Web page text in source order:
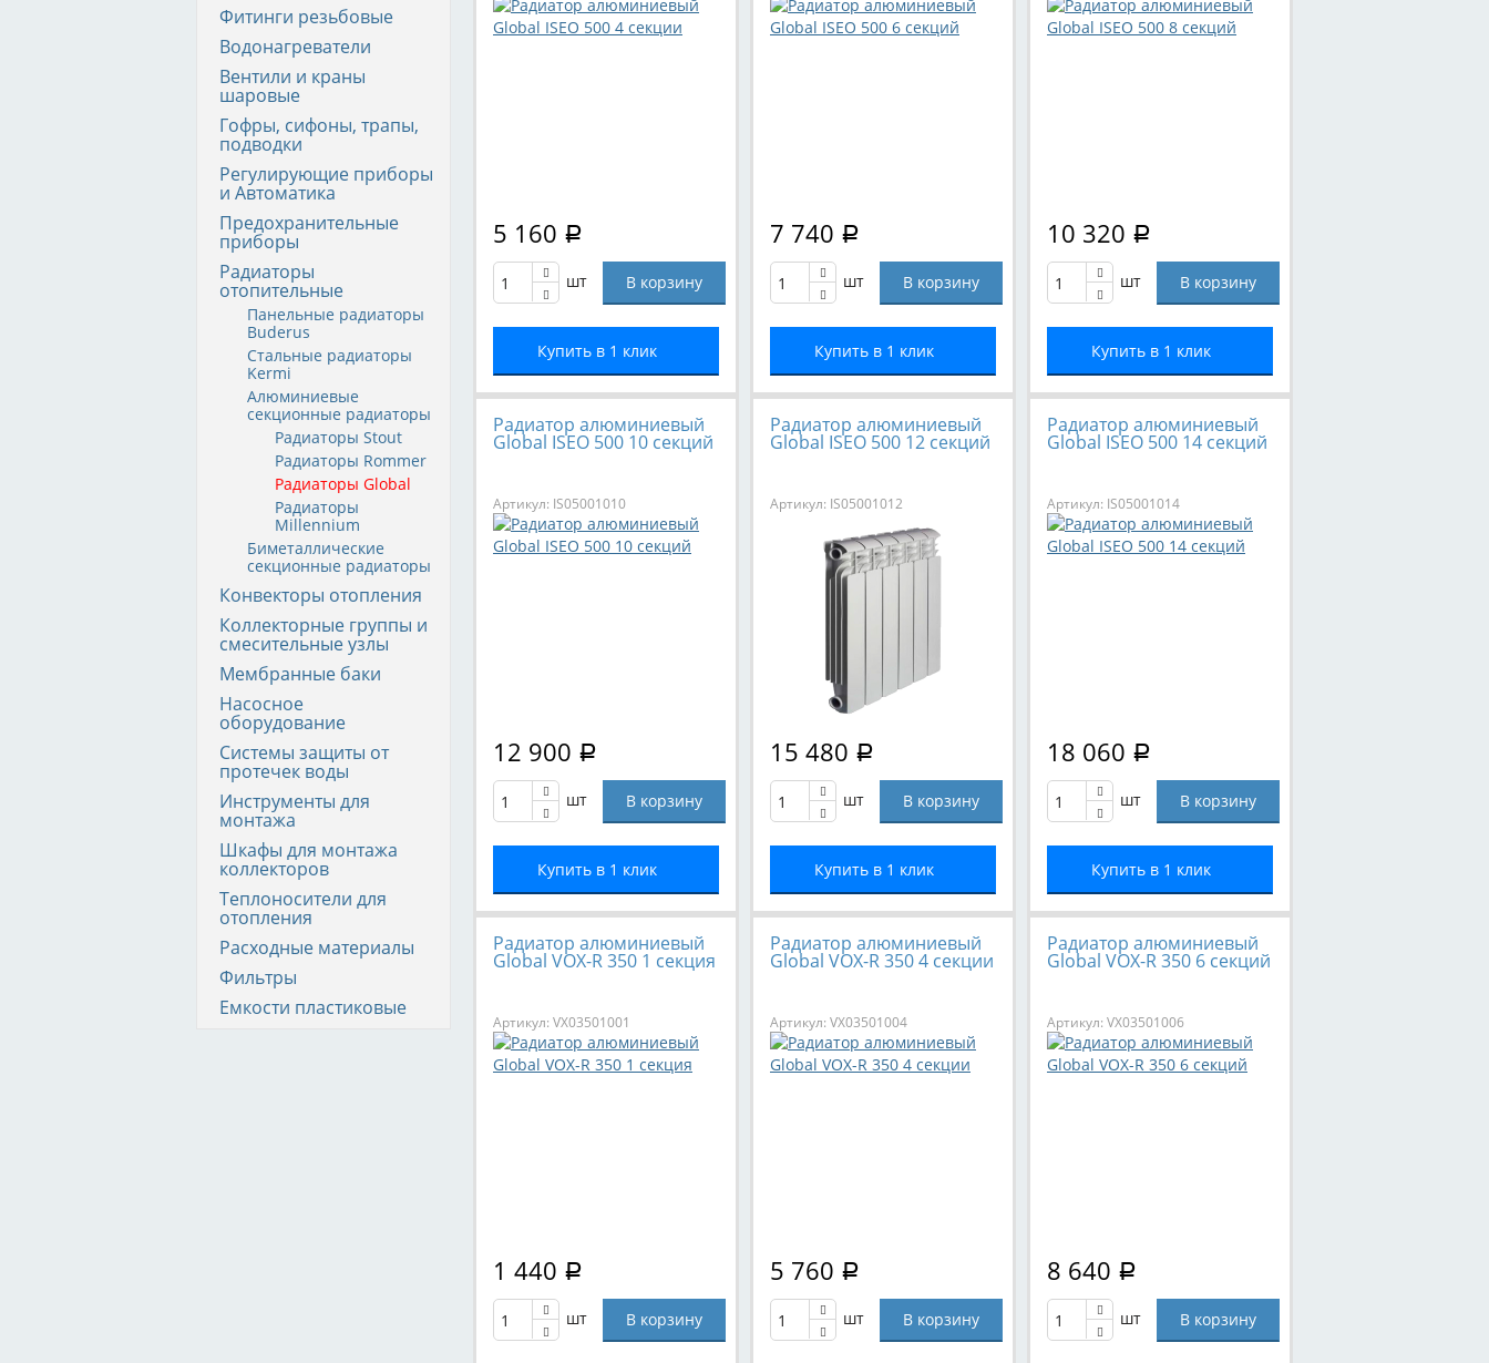
Фитинги резьбовые
Водонагреватели
Вентили и краны
шаровые
Гофры, сифоны, трапы,
подводки
Регулирующие приборы
и Автоматика
Предохранительные
приборы
Радиаторы
отопительные
Панельные радиаторы
Buderus
Стальные радиаторы
Kermi
Алюминиевые
секционные радиаторы
Радиаторы Stout
Радиаторы Rommer
Радиаторы Global
Радиаторы
Millennium
Биметаллические
секционные радиаторы
Конвекторы отопления
Коллекторные группы и
смесительные узлы
Мембранные баки
Насосное
оборудование
Системы защиты от
протечек воды
Инструменты для
монтажа
Шкафы для монтажа
коллекторов
Теплоносители для
отопления
Расходные материалы
Фильтры
Емкости пластиковые
5 160 Р
шт
Купить в 1 клик
7 740 Р
шт
Купить в 1 клик
10 320 Р
шт
Купить в 1 клик
Радиатор алюминиевый
Global ISEO 500 10 секций
Артикул: IS05001010
12 900 Р
шт
Купить в 1 клик
Радиатор алюминиевый
Global ISEO 500 12 секций
Артикул: IS05001012
15 480 Р
шт
Купить в 1 клик
Радиатор алюминиевый
Global ISEO 500 14 секций
Артикул: IS05001014
18 060 Р
шт
Купить в 1 клик
Радиатор алюминиевый
Global VOX-R 350 1 секция
Артикул: VX03501001
1 440 Р
шт
Радиатор алюминиевый
Global VOX-R 350 4 секции
Артикул: VX03501004
5 760 Р
шт
Радиатор алюминиевый
Global VOX-R 350 6 секций
Артикул: VX03501006
8 640 Р
шт